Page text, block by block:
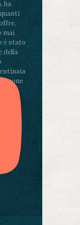
ha
mai
è stato
della